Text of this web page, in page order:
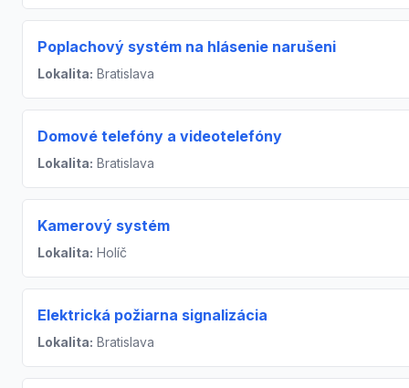
Poplachový systém na hlásenie narušeni
Lokalita: Bratislava
Domové telefóny a videotelefóny
Lokalita: Bratislava
Kamerový systém
Lokalita: Holíč
Elektrická požiarna signalizácia
Lokalita: Bratislava